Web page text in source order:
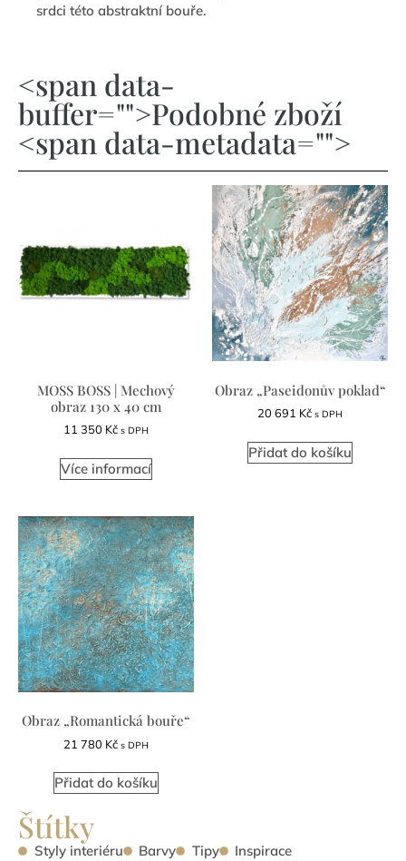
srdci této abstraktní bouře.
<span data-
buffer="">Podobné zboží
<span data-metadata="">
MOSS BOSS | Mechový
obraz 130 x 40 cm
11 350 Kč s DPH
Více informací
Obraz „Paseidonův poklad“
20 691 Kč s DPH
Přidat do košíku
Obraz „Romantická bouře“
21 780 Kč s DPH
Přidat do košíku
Štítky
Styly interiéru Barvy Tipy
Inspirace